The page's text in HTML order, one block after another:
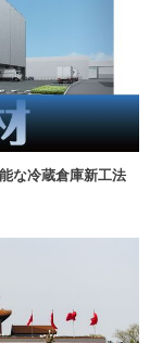
な冷蔵倉庫新工法